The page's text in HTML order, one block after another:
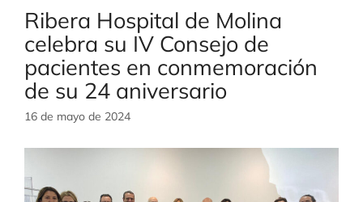
Ribera Hospital de Molina
celebra su IV Consejo de
pacientes en conmemoración
de su 24 aniversario
16 de mayo de 2024